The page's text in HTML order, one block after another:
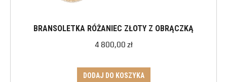
BRANSOLETKA RÓŻANIEC ZŁOTY Z OBRĄCZKĄ
4 800,00 zł
DODAJ DO KOSZYKA